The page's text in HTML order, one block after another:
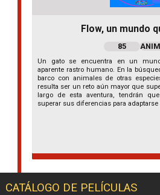
Flow, un mundo
85
Un gato se encuentra en un
aparente rastro humano. En la
barco con animales de otras
resulta ser un reto aún mayor que
largo de esta aventura, tendrán
superar sus diferencias para
CATÁLOGO DE PELÍCULAS